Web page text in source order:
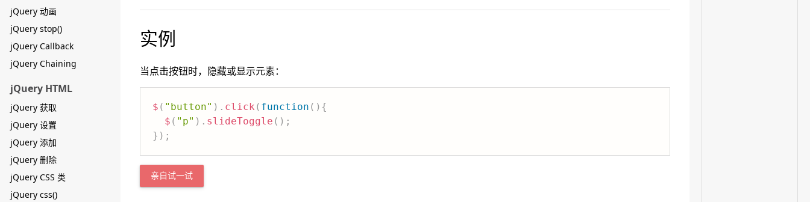
jQuery 动画
jQuery stop()
jQuery Callback
jQuery Chaining
jQuery HTML
jQuery 获取
jQuery 设置
jQuery 添加
jQuery 删除
jQuery CSS 类
jQuery css()
实例
当点击按钮时，隐藏或显示元素：
$ ( "button" ) . click ( function ( ) {
$ ( "p" ) . slideToggle ( ) ;
} ) ;
亲自试一试